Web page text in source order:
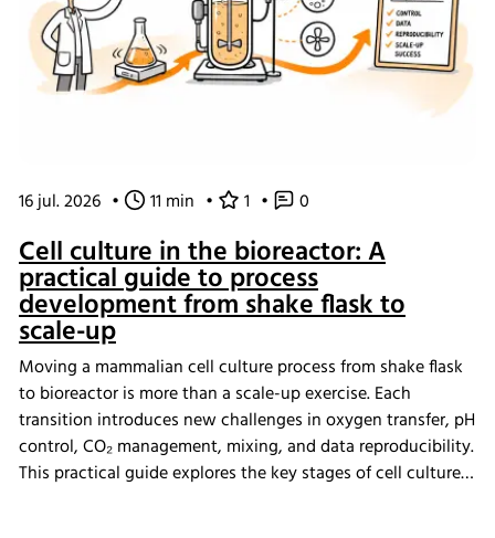
16 jul. 2026 • 11 min • 1 • 0
Cell culture in the bioreactor: A
practical guide to process
development from shake flask to
scale-up
Moving a mammalian cell culture process from shake flask
to bioreactor is more than a scale-up exercise. Each
transition introduces new challenges in oxygen transfer, pH
control, CO₂ management, mixing, and data reproducibility.
This practical guide explores the key stages of cell culture